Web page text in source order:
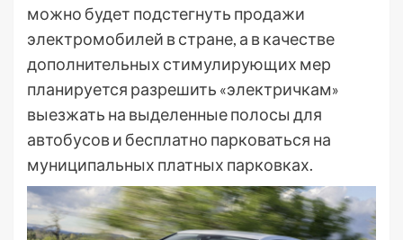
можно будет подстегнуть продажи
электромобилей в стране, а в качестве
дополнительных стимулирующих мер
планируется разрешить «электричкам»
выезжать на выделенные полосы для
автобусов и бесплатно парковаться на
муниципальных платных парковках.